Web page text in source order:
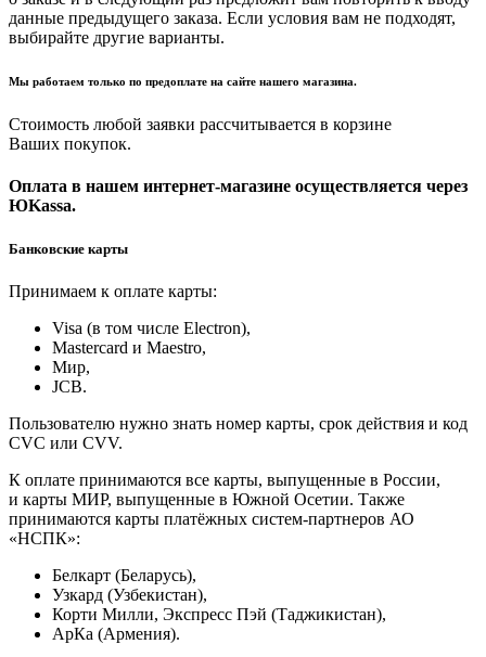
данные предыдущего заказа. Если условия вам не подходят,
выбирайте другие варианты.
Мы работаем только по предоплате на сайте нашего магазина.
Стоимость любой заявки рассчитывается в корзине
Ваших покупок.
Оплата в нашем интернет-магазине осуществляется через
ЮKassa.
Банковские карты
Принимаем к оплате карты:
Visa (в том числе Electron),
Masterсard и Maestro,
Мир,
JCB.
Пользователю нужно знать номер карты, срок действия и код
CVC или CVV.
К оплате принимаются все карты, выпущенные в России,
и карты МИР, выпущенные в Южной Осетии. Также
принимаются карты платёжных систем-партнеров АО
«НСПК»:
Белкарт (Беларусь),
Узкард (Узбекистан),
Корти Милли, Экспресс Пэй (Таджикистан),
АрКа (Армения).